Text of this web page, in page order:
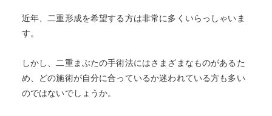
近年、二重形成を希望する方は非常に多くいらっしゃいま
す。
しかし、二重まぶたの手術法にはさまざまなものがあるた
め、どの施術が自分に合っているか迷われている方も多い
のではないでしょうか。